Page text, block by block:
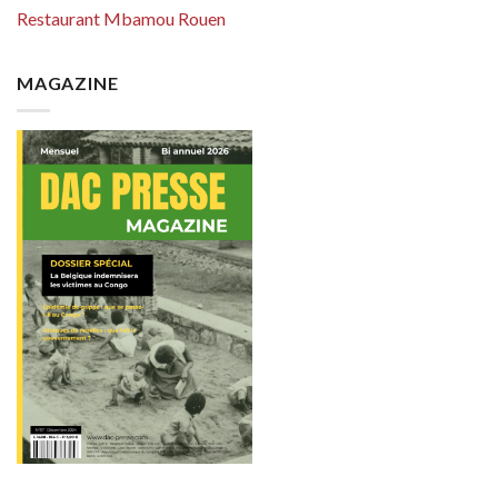
Restaurant Mbamou Rouen
MAGAZINE